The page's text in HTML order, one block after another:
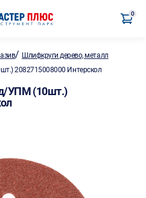
0
/ Шлифкруги дерево, металл
2082715008000 Интерскол
УПМ (10шт.)